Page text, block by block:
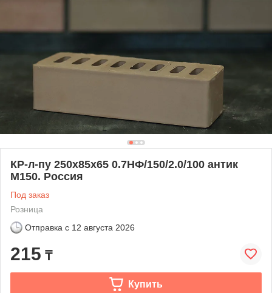
КР-л-пу 250x85x65 0.7НФ/150/2.0/100 антик
М150. Россия
Под заказ
Розница
Отправка с 12 августа 2026
215 ₸
Купить